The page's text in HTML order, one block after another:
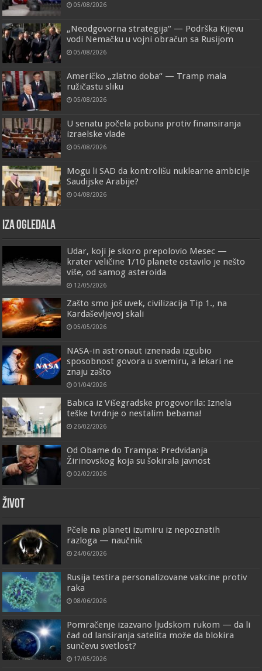
05/08/2026
„Neodgovorna strategija“ — Podrška Kijevu
vodi Nemačku u vojni obračun sa Rusijom
05/08/2026
Američko „zlatno doba“ — Tramp mala
ružičastu sliku
05/08/2026
U senatu počela pobuna protiv finansiranja
izraelske vlade
05/08/2026
Mogu li SAD da kontrolišu nuklearne ambicije
Saudijske Arabije?
04/08/2026
IZA OGLEDALA
Udar, koji je skoro prepolovio Mesec —
krater veličine 1/10 planete ostavilo je nešto
više, od samog asteroida
12/05/2026
Zašto smo još uvek, civilizacija Tip 1., na
Kardaševljevoj skali
05/05/2026
NASA-in astronaut iznenada izgubio
sposobnost govora u svemiru, a lekari ne
znaju zašto
01/04/2026
Babica iz Višegradske progovorila: Iznela
teške tvrdnje o nestalim bebama!
26/02/2026
Od Obame do Trampa: Predviđanja
Žirinovskog koja su šokirala javnost
02/02/2026
ŽIVOT
Pčele na planeti izumiru iz nepoznatih
razloga — naučnik
24/06/2026
Rusija testira personalizovane vakcine protiv
raka
08/06/2026
Pomračenje izazvano ljudskom rukom — da li
čađ od lansiranja satelita može da blokira
sunčevu svetlost?
17/05/2026